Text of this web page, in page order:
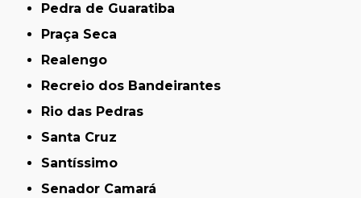
Pedra de Guaratiba
Praça Seca
Realengo
Recreio dos Bandeirantes
Rio das Pedras
Santa Cruz
Santíssimo
Senador Camará